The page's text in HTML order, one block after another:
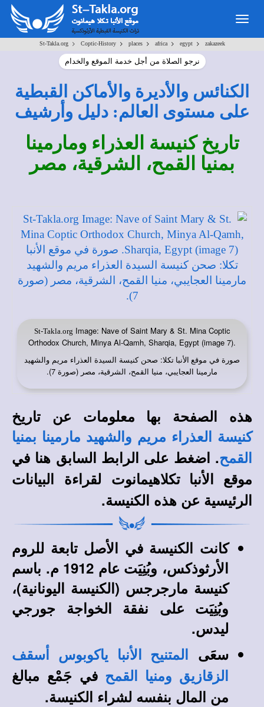
St-Takla.org> Coptic-History> places> africa> egypt> zakazeek
نرجو الصلاة من أجل خدمة الموقع والخدام
الكنائس والأديرة والأماكن القبطية
على مستوى العالم: دليل وأرشيف
تاريخ كنيسة العذراء ومارمينا
بمنيا القمح، الشرقية، مصر
St-Takla.org Image: Nave of Saint Mary & St. Mina Coptic
Orthodox Church, Minya Al-Qamh, Sharqia, Egypt (image 7).
صورة في موقع الأنبا تكلا: صحن كنيسة السيدة العذراء مريم والشهيد
مارمينا العجايبي، منيا القمح، الشرقية، مصر (صورة 7).
هذه الصفحة بها معلومات عن تاريخ
كنيسة العذراء مريم والشهيد مارمينا بمنيا
القمح. اضغط على الرابط السابق هنا في
موقع الأنبا تكلاهيمانوت
لقراءة البيانات
الرئيسية عن هذه الكنيسة.
كانت الكنيسة في الأصل تابعة للروم
الأرثوذكس، وبُنِيَت عام 1912 م. باسم
كنيسة مارجرجس (الكنيسة اليونانية)،
وبُنِيَت على نفقة الخواجة جورجي
ليدس.
سعَى
المتنيح الأنبا ياكوبوس أسقف
الزقازيق ومنيا القمح في جَمْع مبالغ
من المال بنفسه لشراء الكنيسة.